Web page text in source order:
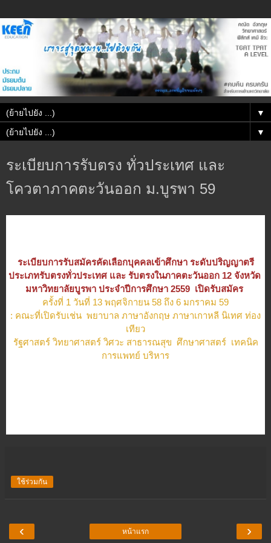
▼
▼
ระเบียบการรับตรง ทั่วประเทศ และ
โควตาภาคตะวันออก ม.บูรพา 59
ระเบียบการรับสมัครคัดเลือกบุคคลเข้าศึกษา ระดับปริญญาตรี
ประเภทรับตรงทั่วประเทศ และ รับตรงในภาคตะวันออก 12 จังหวัด
มหาวิทยาลัยบูรพา ประจำปีการศึกษา 2559 เปิดรับสมัคร
ครั้งที่ 1 วันที่ 13 พฤศจิกายน 58 ถึง 6 มกราคม 59
: คณะที่เปิดรับเช่น พยาบาล ภาษาอังกฤษ ภาษาเกาหลี นิเทศ ท่อง
เทียว
รัฐศาสตร์ วิทยาศาสตร์ วิศวะ สาธารณสุข ศึกษาศาสตร์ เทคนิค
การแพทย์ บริหาร
ใช้ร่วมกัน
‹ ›
หน้าแรก